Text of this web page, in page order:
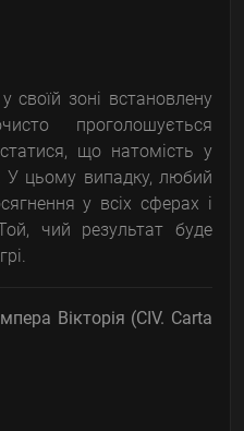
своїй зоні встановлену
проголошується
що натомість у
У цьому випадку, любий
у всіх сферах і
чий результат буде
Вікторія (CIV. Carta